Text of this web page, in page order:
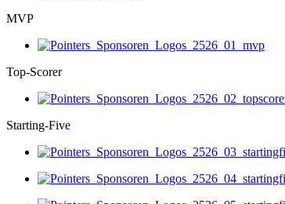
MVP
Top-Scorer
Starting-Five